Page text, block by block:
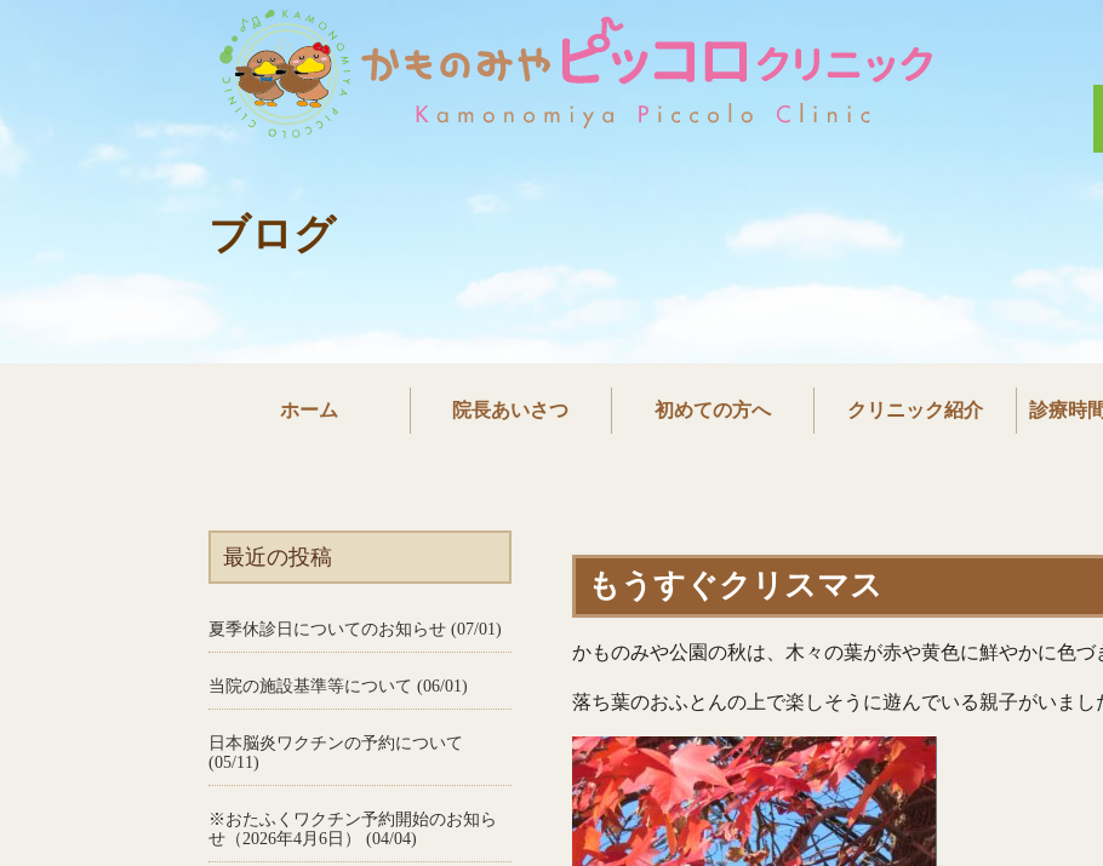
ブログ
ホーム 院長あいさつ 初めての方へ クリニック紹介 診療時
もうすぐクリスマス
かものみや公園の秋は、木々の葉が赤や黄色に鮮やかに色づ
落ち葉のおふとんの上で楽しそうに遊んでいる親子がいまし
最近の投稿
夏季休診日についてのお知らせ (07/01)
当院の施設基準等について (06/01)
日本脳炎ワクチンの予約について
(05/11)
※おたふくワクチン予約開始のお知ら
せ（2026年4月6日） (04/04)